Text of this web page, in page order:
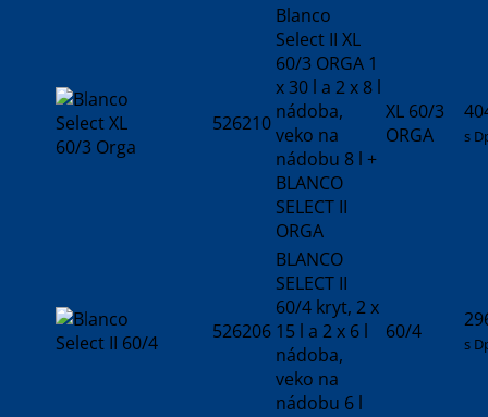
526210
Blanco
Select II XL
60/3 ORGA 1
x 30 l a 2 x 8 l
nádoba,
veko na
nádobu 8 l +
BLANCO
SELECT II
ORGA
XL 60/3
ORGA
s
526206
BLANCO
SELECT II
60/4 kryt, 2 x
15 l a 2 x 6 l
nádoba,
veko na
nádobu 6 l
60/4
s